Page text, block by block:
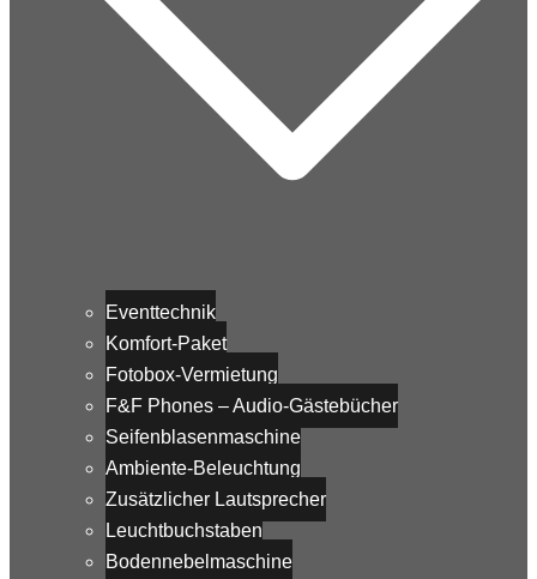
Eventtechnik
Komfort-Paket
Fotobox-Vermietung
F&F Phones – Audio-Gästebücher
Seifenblasenmaschine
Ambiente-Beleuchtung
Zusätzlicher Lautsprecher
Leuchtbuchstaben
Bodennebelmaschine